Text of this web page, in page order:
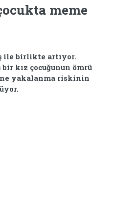
meme
ile birlikte artıyor.
kız çocuğunun ömrü
yakalanma riskinin